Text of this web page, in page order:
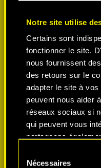
Notre site utilise
Certains sont
fonctionner le site.
nous fournissent
des retours sur le
adapter le site à
peuvent nous aider
réseaux sociaux si
qui peuvent vous
partageons
optionnels ne seront
Nécessaires